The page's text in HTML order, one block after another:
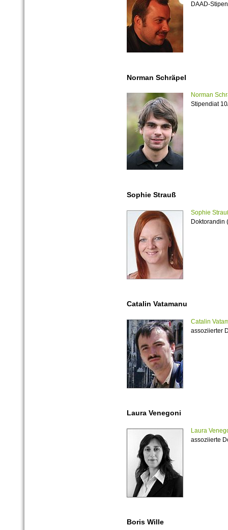
DAAD-
Norman Schräpel
Norman
Stipendiat
Sophie Strauß
Sophie
Doktorandin
Catalin Vatamanu
Catalin
assoziierter
Laura Venegoni
Laura
assoziierte
Boris Wille